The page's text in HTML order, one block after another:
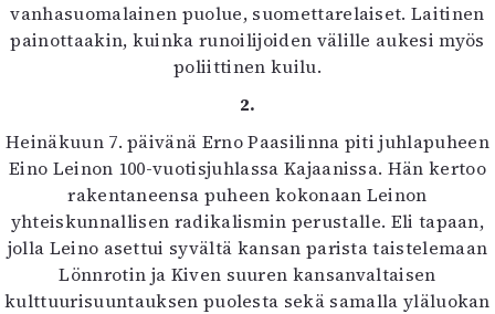
vanhasuomalainen puolue, suomettarelaiset. Laitinen
painottaakin, kuinka runoilijoiden välille aukesi myös
poliittinen kuilu.
2.
Heinäkuun 7. päivänä Erno Paasilinna piti juhlapuheen
Eino Leinon 100-vuotisjuhlassa Kajaanissa. Hän kertoo
rakentaneensa puheen kokonaan Leinon
yhteiskunnallisen radikalismin perustalle. Eli tapaan,
jolla Leino asettui syvältä kansan parista taistelemaan
Lönnrotin ja Kiven suuren kansanvaltaisen
kulttuurisuuntauksen puolesta sekä samalla yläluokan